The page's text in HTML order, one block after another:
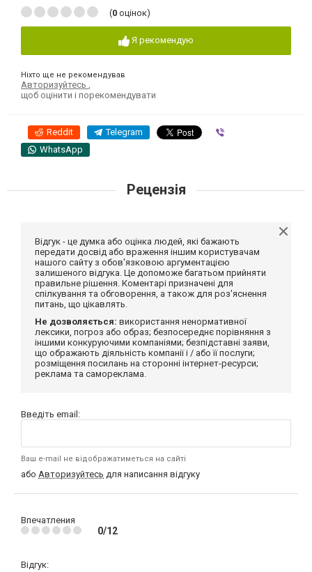
(0 оцінок)
Я рекомендую
Ніхто ще не рекомендував
Авторизуйтесь
щоб оцінити і порекомендувати
Reddit Telegram
WhatsApp
Рецензія
Відгук - це думка або оцінка людей, які бажають
передати досвід або враження іншим користувачам
нашого сайту з обов'язковою аргументацією
залишеного відгука. Це допоможе багатьом прийняти
правильне рішення. Коментарі призначені для
спілкування та обговорення, а також для роз'яснення
питань, що цікавлять.
Не дозволяється: використання ненормативної
лексики, погроз або образ; безпосереднє порівняння з
іншими конкуруючими компаніями; безпідставні заяви,
що ображають діяльність компанії і / або її послуги;
розміщення посилань на сторонні інтернет-ресурси;
реклама та самореклама.
Введіть email:
Ваш e-mail не відображатиметься на сайті
або Авторизуйтесь для написання відгуку
Впечатления
0/12
Відгук: